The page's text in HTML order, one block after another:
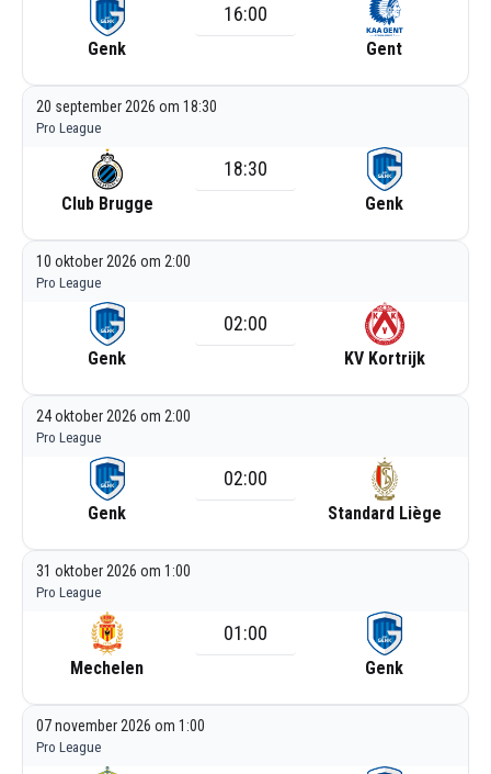
Genk
16:00
Gent
20 september 2026 om 18:30
Pro League
Club Brugge
18:30
Genk
10 oktober 2026 om 2:00
Pro League
Genk
02:00
KV Kortrijk
24 oktober 2026 om 2:00
Pro League
Genk
02:00
Standard Liège
31 oktober 2026 om 1:00
Pro League
Mechelen
01:00
Genk
07 november 2026 om 1:00
Pro League